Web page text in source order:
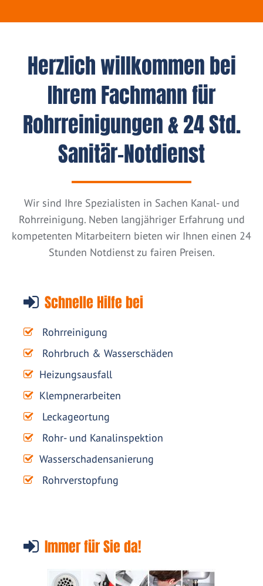
Herzlich willkommen bei
Ihrem Fachmann für
Rohrreinigungen & 24 Std.
Sanitär-Notdienst
Wir sind Ihre Spezialisten in Sachen Kanal- und
Rohrreinigung. Neben langjähriger Erfahrung und
kompetenten Mitarbeitern bieten wir Ihnen einen 24
Stunden Notdienst zu fairen Preisen.
Schnelle Hilfe bei
Rohrreinigung
Rohrbruch & Wasserschäden
Heizungsausfall
Klempnerarbeiten
Leckageortung
Rohr- und Kanalinspektion
Wasserschadensanierung
Rohrverstopfung
Immer für Sie da!